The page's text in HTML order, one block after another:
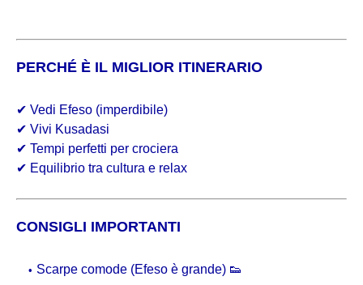
PERCHÉ È IL MIGLIOR ITINERARIO
✔ Vedi Efeso (imperdibile)
✔ Vivi Kusadasi
✔ Tempi perfetti per crociera
✔ Equilibrio tra cultura e relax
CONSIGLI IMPORTANTI
Scarpe comode (Efeso è grande) 👟